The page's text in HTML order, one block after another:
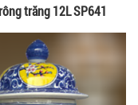
trăng 12L SP641